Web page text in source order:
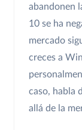
abandonen
10 se ha
mercado
creces a
caso, habla
allá de la